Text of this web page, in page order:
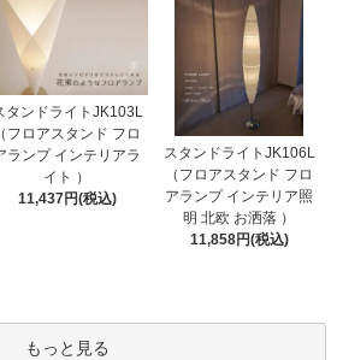
タンドライトJK103L
（フロアスタンド フロ
ランプ インテリアラ
イト ）
11,437円(税込)
スタンドライトJK106L
（フロアスタンド フロ
アランプ インテリア照
明 北欧 お洒落 ）
11,858円(税込)
もっと見る